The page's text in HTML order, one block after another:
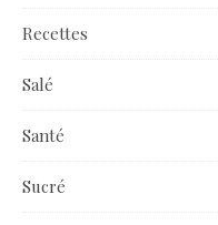
Recettes
Salé
Santé
Sucré